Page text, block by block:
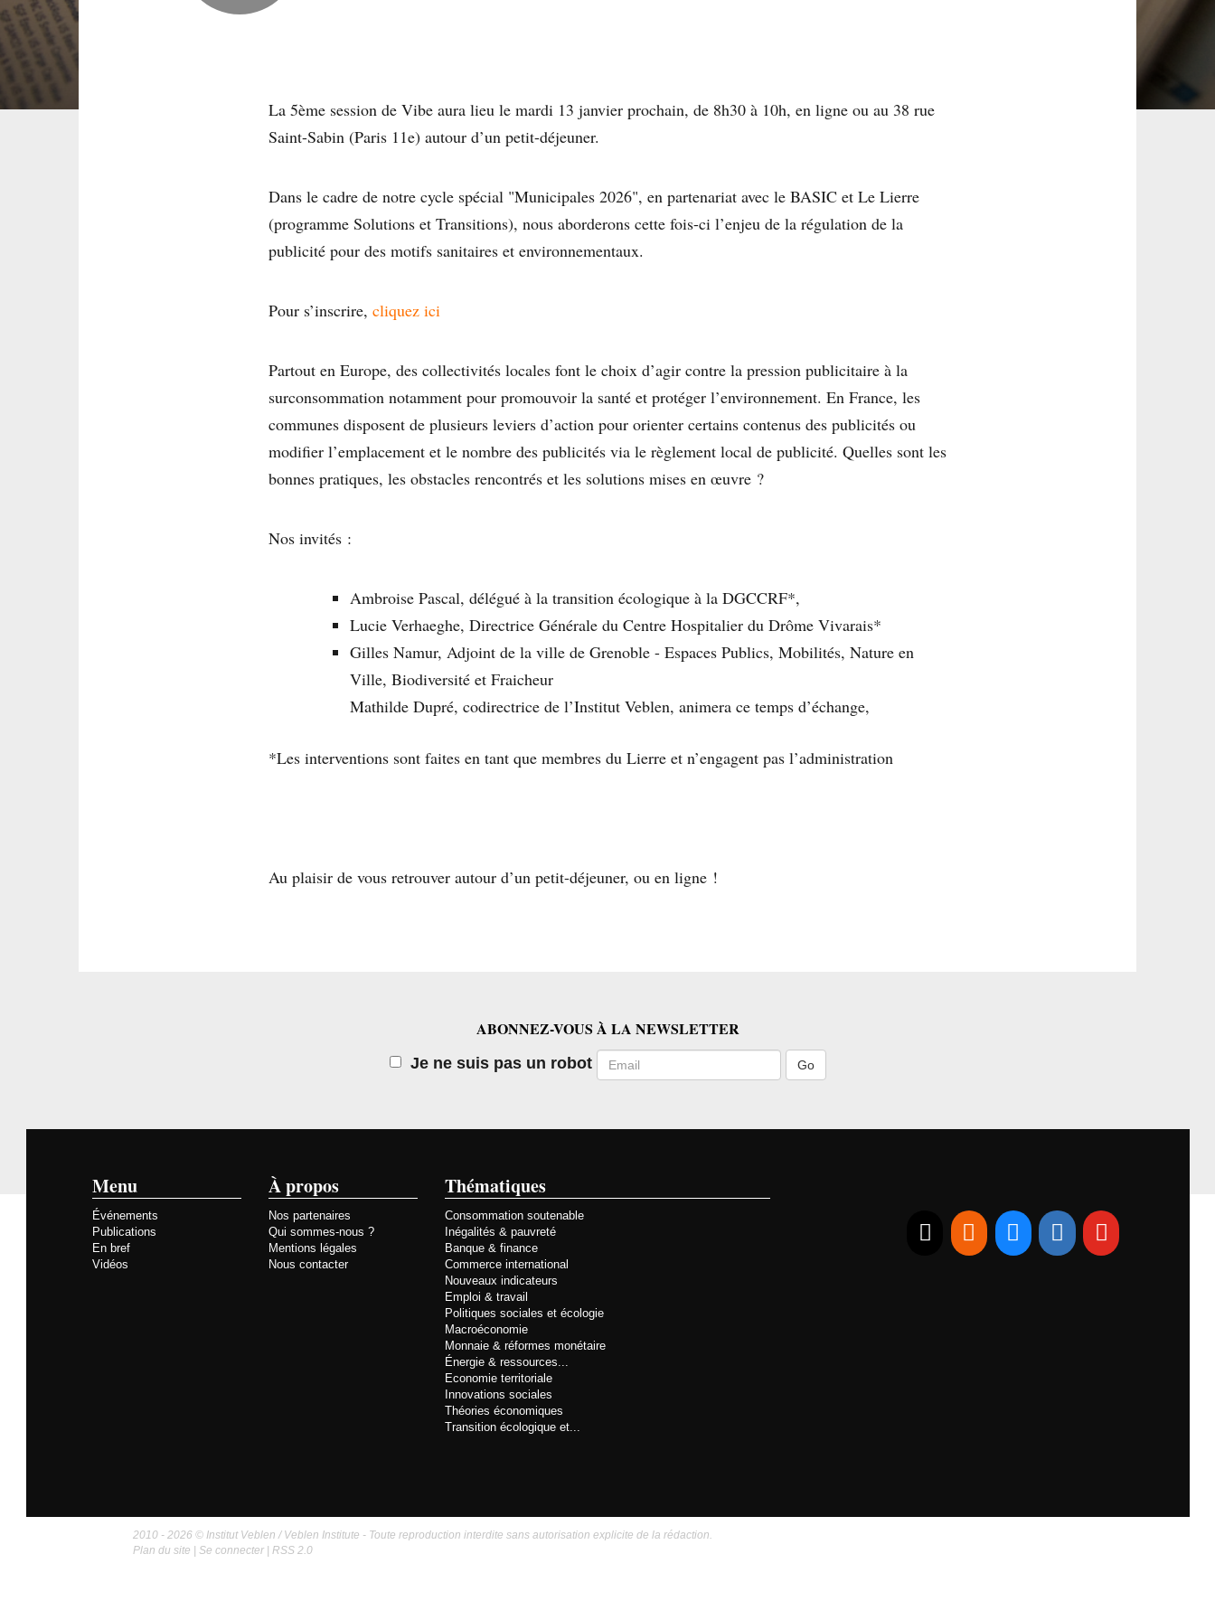
La 5ème session de Vibe aura lieu le mardi 13 janvier prochain, de 8h30 à 10h, en ligne ou au 38 rue
Saint-Sabin (Paris 11e) autour d’un petit-déjeuner.
Dans le cadre de notre cycle spécial "Municipales 2026", en partenariat avec le BASIC et Le Lierre
(programme Solutions et Transitions), nous aborderons cette fois-ci l’enjeu de la régulation de la
publicité pour des motifs sanitaires et environnementaux.
Pour s’inscrire, cliquez ici
Partout en Europe, des collectivités locales font le choix d’agir contre la pression publicitaire à la
surconsommation notamment pour promouvoir la santé et protéger l’environnement. En France, les
communes disposent de plusieurs leviers d’action pour orienter certains contenus des publicités ou
modifier l’emplacement et le nombre des publicités via le règlement local de publicité. Quelles sont les
bonnes pratiques, les obstacles rencontrés et les solutions mises en œuvre ?
Nos invités :
Ambroise Pascal, délégué à la transition écologique à la DGCCRF*,
Lucie Verhaeghe, Directrice Générale du Centre Hospitalier du Drôme Vivarais*
Gilles Namur, Adjoint de la ville de Grenoble - Espaces Publics, Mobilités, Nature en
Ville, Biodiversité et Fraicheur
Mathilde Dupré, codirectrice de l’Institut Veblen, animera ce temps d’échange,
*Les interventions sont faites en tant que membres du Lierre et n’engagent pas l’administration
Au plaisir de vous retrouver autour d’un petit-déjeuner, ou en ligne !
ABONNEZ-VOUS À LA NEWSLETTER
Je ne suis pas un robot Email
Menu
Événements
Publications
En bref
Vidéos
À propos
Nos partenaires
Qui sommes-nous ?
Mentions légales
Nous contacter
Thématiques
Consommation soutenable
Inégalités & pauvreté
Banque & finance
Commerce international
Nouveaux indicateurs
Emploi & travail
Politiques sociales et écologie
Macroéconomie
Monnaie & réformes monétaire
Énergie & ressources...
Economie territoriale
Innovations sociales
Théories économiques
Transition écologique et...
2010 - 2026 © Institut Veblen / Veblen Institute - Toute reproduction interdite sans autorisation explicite de la rédaction.
Plan du site |Se connecter | RSS 2.0